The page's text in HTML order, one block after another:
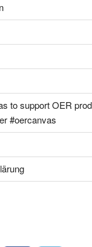
to support OER
#oercanvas